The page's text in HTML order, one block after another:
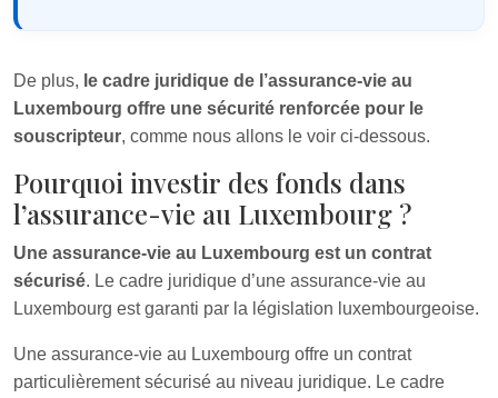
De plus, le cadre juridique de l’assurance-vie au
Luxembourg offre une sécurité renforcée pour le
souscripteur, comme nous allons le voir ci-dessous.
Pourquoi investir des fonds dans
l’assurance-vie au Luxembourg ?
Une assurance-vie au Luxembourg est un contrat
sécurisé. Le cadre juridique d’une assurance-vie au
Luxembourg est garanti par la législation luxembourgeoise.
Une assurance-vie au Luxembourg offre un contrat
particulièrement sécurisé au niveau juridique. Le cadre